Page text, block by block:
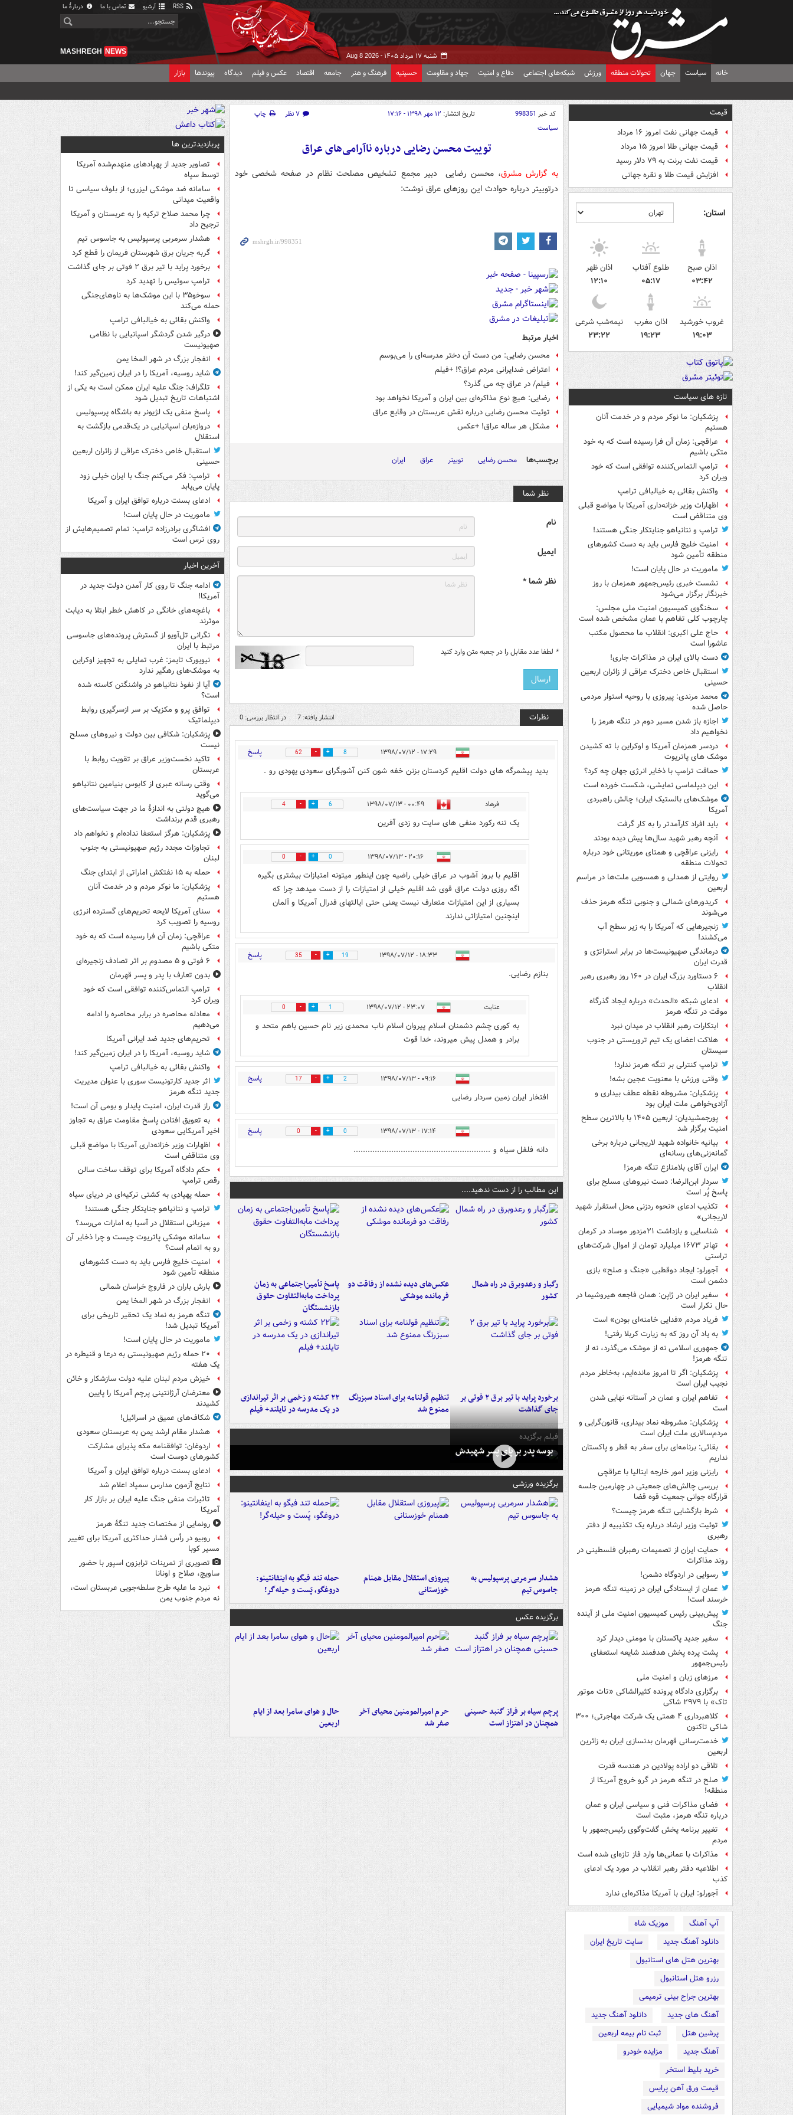
آرشیو تماس با ما دربارهٔ ما
شنبه ۱۷ مرداد ۱۴۰۵ - Aug 8 2026
MASHREGH NEWS
خانه سیاست جهان تحولات منطقه ورزش شبکه‌های اجتماعی دفاع و امنیت جهاد و مقاومت حسینیه فرهنگ و هنر جامعه اقتصاد عکس و فیلم دیدگاه پیوندها بازار
قیمت
قیمت جهانی نفت امروز ۱۶ مرداد
قیمت جهانی طلا امروز ۱۵ مرداد
قیمت نفت برنت به ۷۹ دلار رسید
افزایش قیمت طلا و نقره جهانی
استان:
اذان صبح
۰۳:۴۲
طلوع آفتاب
۰۵:۱۷
اذان ظهر
۱۲:۱۰
غروب خورشید
۱۹:۰۳
اذان مغرب
۱۹:۲۳
نیمه‌شب شرعی
۲۳:۲۲
تازه های سیاست
پزشکیان: ما نوکر مردم و در خدمت آنان
هستیم
عراقچی: زمان آن فرا رسیده است که به خود
متکی باشیم
ترامپ التماس‌کننده توافقی است که خود
ویران کرد
واکنش بقائی به خیالبافی ترامپ
اظهارات وزیر خزانه‌داری آمریکا با مواضع قبلی
وی متناقض است
ترامپ و نتانیاهو جنایتکار جنگی هستند!
امنیت خلیج فارس باید به دست کشورهای
منطقه تأمین شود
ماموریت در حال پایان است!
نشست خبری رئیس‌جمهور همزمان با روز
خبرنگار برگزار می‌شود
سخنگوی کمیسیون امنیت ملی مجلس:
چارچوب کلی تفاهم با عمان مشخص شده است
حاج علی اکبری: انقلاب ما محصول مکتب
عاشورا است
دست بالای ایران در مذاکرات جاری!
استقبال خاص دخترک عراقی از زائران اربعین
حسینی
محمد مرندی: پیروزی با روحیه استوار مردمی
حاصل شده
اجازه باز شدن مسیر دوم در تنگه هرمز را
نخواهیم داد
دردسر همزمان آمریکا و اوکراین با ته کشیدن
موشک های پاتریوت
حماقت ترامپ با ذخایر انرژی جهان چه کرد؟
این دیپلماسی نمایشی، شکست خورده است
موشک‌های بالستیک ایران؛ چالش راهبردی
آمریکا
باید افراد کارآمدتر را به کار گرفت
آنچه رهبر شهید سال‌ها پیش دیده بودند
رایزنی عراقچی و همتای موریتانی خود درباره
تحولات منطقه
روایتی از همدلی و همسویی ملت‌ها در مراسم
اربعین
کریدورهای شمالی و جنوبی تنگه هرمز حذف
می‌شوند
زنجیرهایی که آمریکا را به زیر سطح آب
می‌کشند!
درماندگی صهیونیست‌ها در برابر استراتژی و
قدرت ایران
۶ دستاورد بزرگ ایران در ۱۶۰ روز رهبری رهبر
انقلاب
ادعای شبکه «الحدث» درباره ایجاد گذرگاه
موقت در تنگه هرمز
ابتکارات رهبر انقلاب در میدان نبرد
هلاکت اعضای یک تیم تروریستی در جنوب
سیستان
ترامپ کنترلی بر تنگه هرمز ندارد!
وقتی ورزش با معنویت عجین بشه!
پزشکیان: مشروطه نقطه عطف بیداری و
آزادی‌خواهی ملت ایران بود
پورجمشیدیان: اربعین ۱۴۰۵ با بالاترین سطح
امنیت برگزار شد
بیانیه خانواده شهید لاریجانی درباره برخی
گمانه‌زنی‌های رسانه‌ای
ایران آقای بلامنازع تنگه هرمز!
سردار ابن‌الرضا: دست نیروهای مسلح برای
پاسخ پُر است
تکذیب ادعای «نحوه ردزنی محل استقرار شهید
لاریجانی»
شناسایی و بازداشت ۲۱مزدور موساد در کرمان
تهاتر ۱۶۷۳ میلیارد تومان از اموال شرکت‌های
تراستی
آجورلو: ایجاد دوقطبی «جنگ و صلح‌» بازی
دشمن است
سفیر ایران در ژاپن: همان فاجعه هیروشیما در
حال تکرار است
فریاد مردم «فدایی خامنه‌ای بودن» است
به یاد آن روز که به زیارت کربلا رفتی!
جمهوری اسلامی نه از موشک می‌گذرد، نه از
تنگه هرمز!
پزشکیان: اگر تا امروز مانده‌ایم، به‌خاطر مردم
نجیب ایران است
تفاهم ایران و عمان در آستانه نهایی شدن
است
پزشکیان: مشروطه نماد بیداری، قانون‌گرایی و
مردم‌سالاری ملت ایران است
بقائی: برنامه‌ای برای سفر به قطر و پاکستان
نداریم
رایزنی وزیر امور خارجه ایتالیا با عراقچی
بررسی چالش‌های جمعیتی در چهارمین جلسه
قرارگاه جوانی جمعیت قوه قضا
شرط بازگشایی تنگه هرمز چیست؟
توئیت وزیر ارشاد درباره یک تکذیبیه از دفتر
رهبری
حمایت ایران از تصمیمات رهبران فلسطینی در
روند مذاکرات
رسوایی در اردوگاه دشمن!
عمان از ایستادگی ایران در زمینه تنگه هرمز
خرسند است!
پیش‌بینی رئیس کمیسیون امنیت ملی از آینده
جنگ
سفیر جدید پاکستان با مومنی دیدار کرد
پشت پرده پخش هدفمند شایعه استعفای
رئیس‌جمهور
مرزهای زبان و امنیت ملی
برگزاری دادگاه پرونده کثیرالشاکی «تات موتور
تاک» با ۲۹۷۹ شاکی
کلاهبرداری ۴ همتی یک شرکت مهاجرتی؛ ۳۰۰
شاکی تاکنون
خدمت‌رسانی قهرمان بدنسازی ایران به زائرین
اربعین
تلاقی دو اراده پولادین در هندسه قدرت
صلح در تنگه هرمز در گرو خروج آمریکا از
منطقه!
فضای مذاکرات فنی و سیاسی ایران و عمان
درباره تنگه هرمز، مثبت است
تغییر برنامه پخش گفت‌وگوی رئیس‌جمهور با
مردم
مذاکرات با عمانی‌ها وارد فاز تازه‌ای شده است
اطلاعیه دفتر رهبر انقلاب در مورد یک ادعای
کذب
آجورلو: ایران با آمریکا مذاکره‌ای ندارد
آپ آهنگ
موزیک شاه
دانلود آهنگ جدید
سایت تاریخ ایران
بهترین هتل های استانبول
رزرو هتل استانبول
بهترین جراح بینی ترمیمی
آهنگ های جدید
دانلود آهنگ جدید
پرشین هتل
ثبت نام بیمه اربعین
آهنگ جدید
مزایده خودرو
خرید بلیط استخر
قیمت ورق آهن پرایس
فروشنده مواد شیمیایی
کد خبر 998351 تاریخ انتشار: ۱۲ مهر ۱۳۹۸ - ۱۷:۱۶ ۷ نظر
چاپ
سیاست
توییت محسن رضایی درباره ناآرامی‌های عراق
به گزارش مشرق، محسن رضایی دبیر مجمع تشخیص مصلحت نظام در صفحه شخصی خود
درتوییتر درباره حوادث این روزهای عراق نوشت:
اخبار مرتبط
محسن رضایی: من دست آن دختر مدرسه‌ای را می‌بوسم
اعتراض ضدایرانی مردم عراق؟! +فیلم
فیلم/ در عراق چه می گذرد؟
رضایی: هیچ نوع مذاکره‌ای بین ایران و آمریکا نخواهد بود
توئیت محسن رضایی درباره نقش عربستان در وقایع عراق
مشکل هر ساله عراق! +عکس
برچسب‌ها محسن رضایی توییتر عراق ایران
نظر شما
نام
ایمیل
نظر شما *
* لطفا عدد مقابل را در جعبه متن وارد کنید
نظرات انتشار یافته: 7 در انتظار بررسی: 0
۱۷:۲۹ - ۱۳۹۸/۰۷/۱۲ 8
62 پاسخ
بدید پیشمرگه های دولت اقلیم کردستان بزنن خفه شون کنن آشوبگرای سعودی یهودی رو .
فرهاد ۰۰:۴۹ - ۱۳۹۸/۰۷/۱۳ 6
4
یک تنه رکورد منفی های سایت رو زدی آفرین
۲۰:۱۶ - ۱۳۹۸/۰۷/۱۳ 0
0
اقلیم با بروز آشوب در عراق خیلی راضیه چون اینطور میتونه امتیازات بیشتری بگیره
اگه روزی دولت عراق قوی شد اقلیم خیلی از امتیازات را از دست میدهد چرا که
بسیاری از این امتیازات متعارف نیست یعنی حتی ایالتهای فدرال آمریکا و آلمان
اینچنین امتیازاتی ندارند
۱۸:۳۳ - ۱۳۹۸/۰۷/۱۲ 19
35 پاسخ
بنازم رضایی.
عنایت ۲۳:۰۷ - ۱۳۹۸/۰۷/۱۲ 1
0
به کوری چشم دشمنان اسلام پیروان اسلام ناب محمدی زیر نام حسین باهم متحد و
برادر و همدل پیش میروند، خدا قوت
۰۹:۱۶ - ۱۳۹۸/۰۷/۱۳ 2
17 پاسخ
افتخار ایران زمین سردار رضایی
۱۷:۱۴ - ۱۳۹۸/۰۷/۱۳ 0
0 پاسخ
دانه فلفل سیاه و ..........................................................
این مطالب را از دست ندهید....
رگبار و رعدوبرق در راه شمال
کشور
عکس‌های دیده نشده از رفاقت دو
فرمانده‌ موشکی
پاسخ تأمین‌اجتماعی به زمان
پرداخت مابه‌التفاوت حقوق
بازنشستگان
برخورد پراید با تیر برق ۲ فوتی بر
جای گذاشت
تنظیم قولنامه برای اسناد سبزرنگ
ممنوع شد
۲۲ کشته و زخمی بر اثر تیراندازی
در یک مدرسه در تایلند+ فیلم
فیلم برگزیده
بوسه‌ پدر بر پای پسر شهیدش
برگزیده ورزشی
هشدار سرمربی پرسپولیس به
جاسوس تیم
پیروزی استقلال مقابل همنام
خوزستانی
حمله تند فیگو به اینفانتینو:
دروغگو، پَست‌ و حیله‌گر!
برگزیده عکس
پرچم سیاه بر فراز گنبد حسینی
همچنان در اهتزاز است
حرم امیرالمومنین محیای آخر
صفر شد
حال و هوای سامرا بعد از ایام
اربعین
پربازدیدترین ها
تصاویر جدید از پهپادهای منهدم‌شده آمریکا
توسط سپاه
سامانه ضد موشکی لیزری؛ از بلوف سیاسی تا
واقعیت میدانی
چرا محمد صلاح ترکیه را به عربستان و آمریکا
ترجیح داد
هشدار سرمربی پرسپولیس به جاسوس تیم
گربه جریان برق شهرستان فریمان را قطع کرد
برخورد پراید با تیر برق ۲ فوتی بر جای گذاشت
ترامپ سوئیس را تهدید کرد
سوخو۳۵ با این موشک‌ها به ناوهای‌جنگی
حمله می‌کند
واکنش بقائی به خیالبافی ترامپ
درگیر شدن گردشگر اسپانیایی با نظامی
صهیونیست
انفجار بزرگ در شهر المخا یمن
شاید روسیه، آمریکا را در ایران زمین‌گیر کند!
تلگراف: جنگ علیه ایران ممکن است به یکی از
اشتباهات تاریخ تبدیل شود
پاسخ منفی یک لژیونر به باشگاه پرسپولیس
دروازه‌بان اسپانیایی در یک‌قدمی بازگشت به
استقلال
استقبال خاص دخترک عراقی از زائران اربعین
حسینی
ترامپ: فکر می‌کنم جنگ با ایران خیلی زود
پایان می‌یابد
ادعای بسنت درباره توافق ایران و آمریکا
ماموریت در حال پایان است!
افشاگری برادرزاده ترامپ: تمام تصمیم‌هایش از
روی ترس است
آخرین اخبار
ادامه جنگ تا روی کار آمدن دولت جدید در
آمریکا!
باغچه‌های خانگی در کاهش خطر ابتلا به دیابت
موثرند
نگرانی تل‌آویو از گسترش پرونده‌های جاسوسی
مرتبط با ایران
نیویورک تایمز: غرب تمایلی به تجهیز اوکراین
به موشک‌های رهگیر ندارد
آیا از نفوذ نتانیاهو در واشنگتن کاسته شده
است؟
توافق پرو و مکزیک بر سر ازسرگیری روابط
دیپلماتیک
پزشکیان: شکافی بین دولت و نیروهای مسلح
نیست
تاکید نخست‌وزیر عراق بر تقویت روابط با
عربستان
وقتی رسانه عبری از کابوس بنیامین نتانیاهو
می‌گوید
هیچ دولتی به اندازۀ ما در جهت سیاست‌های
رهبری قدم برنداشت
پزشکیان: هرگز استعفا نداده‌ام و نخواهم داد
تجاوزات مجدد رژیم صهیونیستی به جنوب
لبنان
حمله به ۱۵ نفتکش‌ اماراتی از ابتدای جنگ
پزشکیان: ما نوکر مردم و در خدمت آنان
هستیم
سنای آمریکا لایحه تحریم‌های گسترده انرژی
روسیه را تصویب کرد
عراقچی: زمان آن فرا رسیده است که به خود
متکی باشیم
۶ فوتی و ۵ مصدوم بر اثر تصادف زنجیره‌ای
بدون تعارف با پدر و پسر قهرمان
ترامپ التماس‌کننده توافقی است که خود
ویران کرد
معادله محاصره در برابر محاصره را ادامه
می‌دهیم
تحریم‌های جدید ضد ایرانی آمریکا
شاید روسیه، آمریکا را در ایران زمین‌گیر کند!
واکنش بقائی به خیالبافی ترامپ
اثر جدید کارتونیست سوری با عنوان مدیریت
جدید تنگه هرمز
راز قدرت ایران، امنیت پایدار و بومی آن است!
به تعویق افتادن پاسخ مقاومت عراق به تجاوز
اخیر آمریکایی سعودی
اظهارات وزیر خزانه‌داری آمریکا با مواضع قبلی
وی متناقض است
حکم دادگاه آمریکا برای توقف ساخت سالن
رقص ترامپ
حمله پهپادی به کشتی ترکیه‌ای در دریای سیاه
ترامپ و نتانیاهو جنایتکار جنگی هستند!
میزبانی استقلال در آسیا به امارات می‌رسد؟
سامانه موشکی پاتریوت چیست و چرا ذخایر آن
رو به اتمام است؟
امنیت خلیج فارس باید به دست کشورهای
منطقه تأمین شود
بارش باران در فاروج خراسان شمالی
انفجار بزرگ در شهر المخا یمن
تنگه هرمز به نماد یک تحقیر تاریخی برای
آمریکا تبدیل شد!
ماموریت در حال پایان است!
۲۰ حمله رژیم صهیونیستی به درعا و قنیطره در
یک هفته
خیزش مردم لبنان علیه دولت سازشکار و خائن
معترضان آرژانتینی پرچم آمریکا را پایین
کشیدند
شکاف‌های عمیق در اسرائیل!
هشدار مقام ارشد یمن به عربستان سعودی
اردوغان: توافقنامه مکه پذیرای مشارکت
کشورهای دوست است
ادعای بسنت درباره توافق ایران و آمریکا
نتایج آزمون مدارس سمپاد اعلام شد
تاثیرات منفی جنگ علیه ایران بر بازار کار
آمریکا
رونمایی از مختصات جدید تنگۀ هرمز
روبیو در رأس فشار حداکثری آمریکا برای تغییر
مسیر کوبا
تصویری از تمرینات ترابزون اسپور با حضور
ساویچ، صلاح و اونانا
نبرد ما علیه طرح سلطه‌جویی عربستان است،
نه مردم جنوب یمن